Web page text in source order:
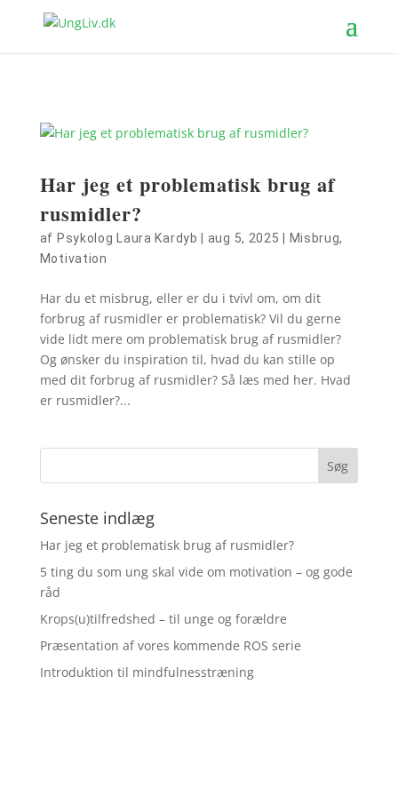
Har jeg et problematisk brug af
rusmidler?
af Psykolog Laura Kardyb aug 5, 2025 Misbrug,
Motivation
Har du et misbrug, eller er du i tvivl om, om dit
forbrug af rusmidler er problematisk? Vil du gerne
vide lidt mere om problematisk brug af rusmidler?
Og ønsker du inspiration til, hvad du kan stille op
med dit forbrug af rusmidler? Så læs med her. Hvad
er rusmidler?...
Seneste indlæg
Har jeg et problematisk brug af rusmidler?
5 ting du som ung skal vide om motivation – og gode
råd
Krops(u)tilfredshed – til unge og forældre
Præsentation af vores kommende ROS serie
Introduktion til mindfulnesstræning